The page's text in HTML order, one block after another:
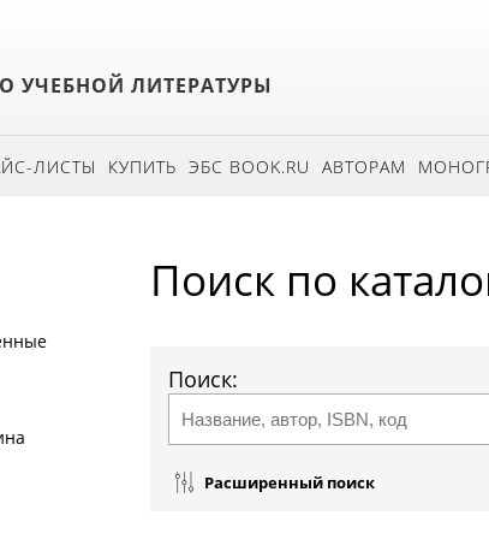
УЧЕБНОЙ ЛИТЕРАТУРЫ
ЛИСТЫ КУПИТЬ ЭБС BOOK.RU АВТОРАМ
Поиск по
Поиск:
Расширенный поиск